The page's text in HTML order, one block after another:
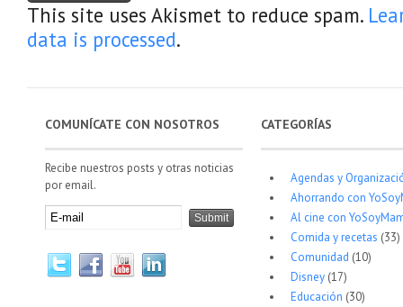
This site uses Akismet to reduce spam.
data is processed.
COMUNÍCATE CON NOSOTROS
Recibe nuestros posts y otras noticias
por email.
CATEGORÍAS
Agendas y
Ahorrando con
Al cine con
Comida y recetas (33)
Comunidad (10)
Disney(17)
Educación (30)